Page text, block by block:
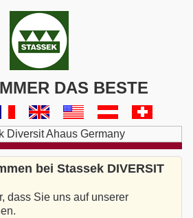
DAS BESTE
bei Stassek DIVERSIT
dass Sie uns auf unserer